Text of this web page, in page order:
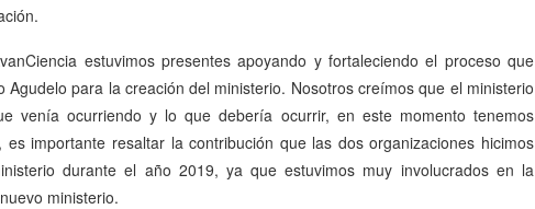
estuvimos presentes apoyando y fortaleciendo el proceso que
para la creación del ministerio. Nosotros creímos que el ministerio
venía ocurriendo y lo que debería ocurrir, en este momento tenemos
importante resaltar la contribución que las dos organizaciones hicimos
durante el año 2019, ya que estuvimos muy involucrados en la
ministerio.